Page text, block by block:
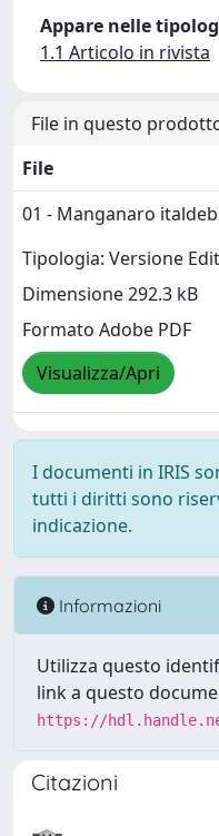
Appare nelle
1.1 Articolo in rivista
File in questo
File
01 - Manganaro
Tipologia: Versione
Dimensione 292.3 kB
Formato Adobe PDF
Visualizza/Apri
I documenti in IRIS
tutti i diritti sono
indicazione.
Informazioni
Utilizza questo
link a questo
https://
Citazioni